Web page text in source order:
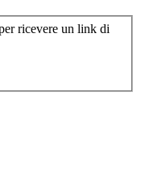
ricevere un link di